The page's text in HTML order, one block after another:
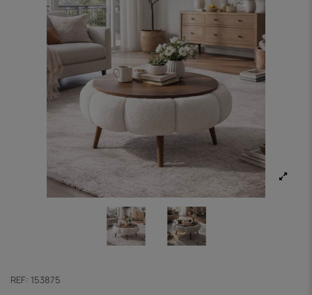
REF: 153875